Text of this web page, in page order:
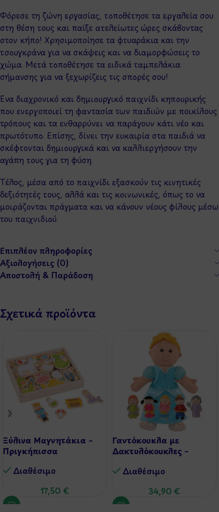
Φόρεσε τη ζώνη εργασίας, τοποθέτησε τα εργαλεία σου
στη θέση τους και παίξε ατελείωτες ώρες σκάβοντας
στον κήπο! Χρησιμοποίησε τα φτυαράκια και την
τσουγκράνα για να σκάψεις και να διαμορφώσεις το
χώμα. Μετά τοποθέτησε τα ειδικά ταμπελάκια
σήμανσης για να ξεχωρίζεις τις σπορές σου!
Ένα διαχρονικό και δημιουργικό παιχνίδι κηπουρικής
που ενεργοποιεί τη φαντασία των παιδιών με ποικίλους
τρόπους και τα ενθαρρύνει να παράγουν κάτι νέο και
πρωτότυπο. Επίσης, δίνει την ευκαιρία στα παιδιά να
σκέφτονται δημιουργικά και να καλλιεργήσουν την
αγάπη τους για τη φύση.
Τέλος, μέσα από το παιχνίδι εξασκούν τις κινητικές
δεξιότητές τους, αλλά και τις κοινωνικές, όπως το να
μοιράζονται πράγματα και να κάνουν νέους φίλους μέσω
του παιχνιδιού.
Επιπλέον πληροφορίες
Αξιολογήσεις (0)
Αποστολή & Παράδοση
Σχετικά προϊόντα
Ξύλινα Μαγνητάκια –
Πριγκήπισσα
Διαθέσιμo
17,50 €
Γαντόκουκλα με
Δακτυλόκουκλες –
Διαθέσιμo
34,90 €